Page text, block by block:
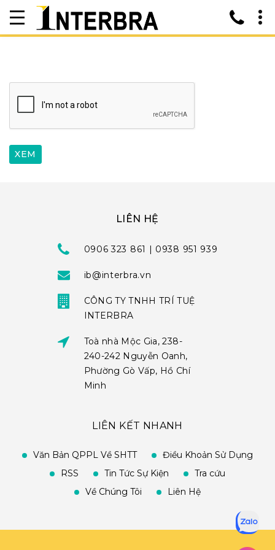
LIÊN HỆ
0906 323 861 | 0938 951 939
ib@interbra.vn
CÔNG TY TNHH TRÍ TUỆ
INTERBRA
Toà nhà Mộc Gia, 238-
240-242 Nguyễn Oanh,
Phường Gò Vấp, Hồ Chí
Minh
LIÊN KẾT NHANH
Văn Bản QPPL Về SHTT
Điều Khoản Sử Dụng
RSS
Tin Tức Sự Kiện
Tra cứu
Về Chúng Tôi
Liên Hệ